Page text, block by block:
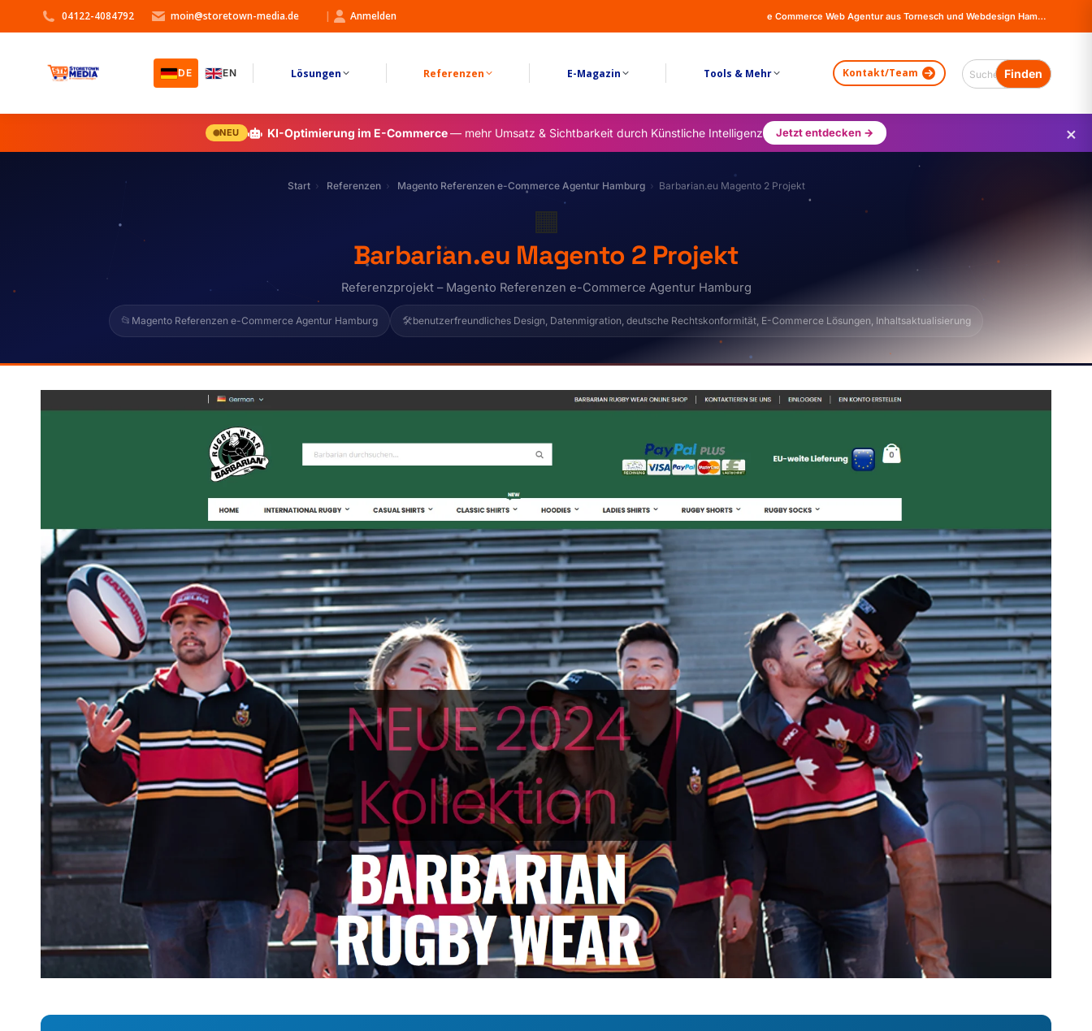
04122-4084792 moin@storetown-media.de | Anmelden e Commerce Web Agentur aus Tornesch und Webdesign Hamburg - Online Shops, Firma Website Erstellung - Magento - Wordpress - WooCommerce
DE EN Lösungen Referenzen E-Magazin Tools & Mehr Kontakt/Team
NEU KI-Optimierung im E-Commerce— mehr Umsatz & Sichtbarkeit durch Künstliche Intelligenz Jetzt entdecken → ×
Start Referenzen Magento Referenzen e-Commerce Agentur Hamburg Barbarian.eu Magento 2 Projekt
🟧
Barbarian.eu Magento 2 Projekt
Referenzprojekt – Magento Referenzen e-Commerce Agentur Hamburg
📂 Magento Referenzen e-Commerce Agentur Hamburg 🛠️benutzerfreundliches Design, Datenmigration, deutsche Rechtskonformität, E-Commerce Lösungen, Inhaltsaktualisierung